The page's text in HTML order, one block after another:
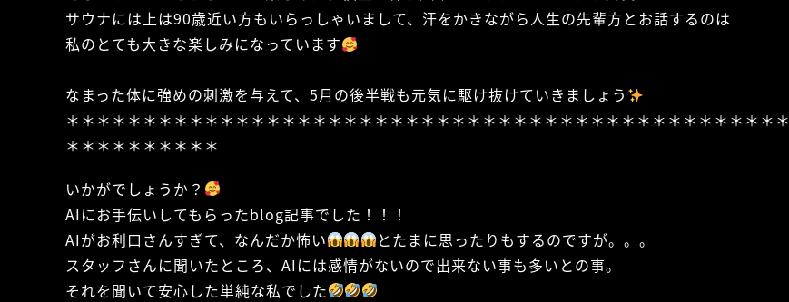
サウナには上は90歳近い方もいらっしゃいまして、汗をかきながら人生の先輩方とお話するのは
私のとても大きな楽しみになっています
なまった体に強めの刺激を与えて、5月の後半戦も元気に駆け抜けていきましょう
＊＊＊＊＊＊＊＊＊＊＊＊＊＊＊＊＊＊＊＊＊＊＊＊＊＊＊＊＊＊＊＊＊＊＊＊＊＊＊＊＊＊＊＊＊＊＊
＊＊＊＊＊＊＊＊＊＊
いかがでしょうか？
AIにお手伝いしてもらったblog記事でした！！！
AIがお利口さんすぎて、なんだか怖い
とたまに思ったりもするのですが。。。
スタッフさんに聞いたところ、AIには感情がないので出来ない事も多いとの事。
それを聞いて安心した単純な私でした